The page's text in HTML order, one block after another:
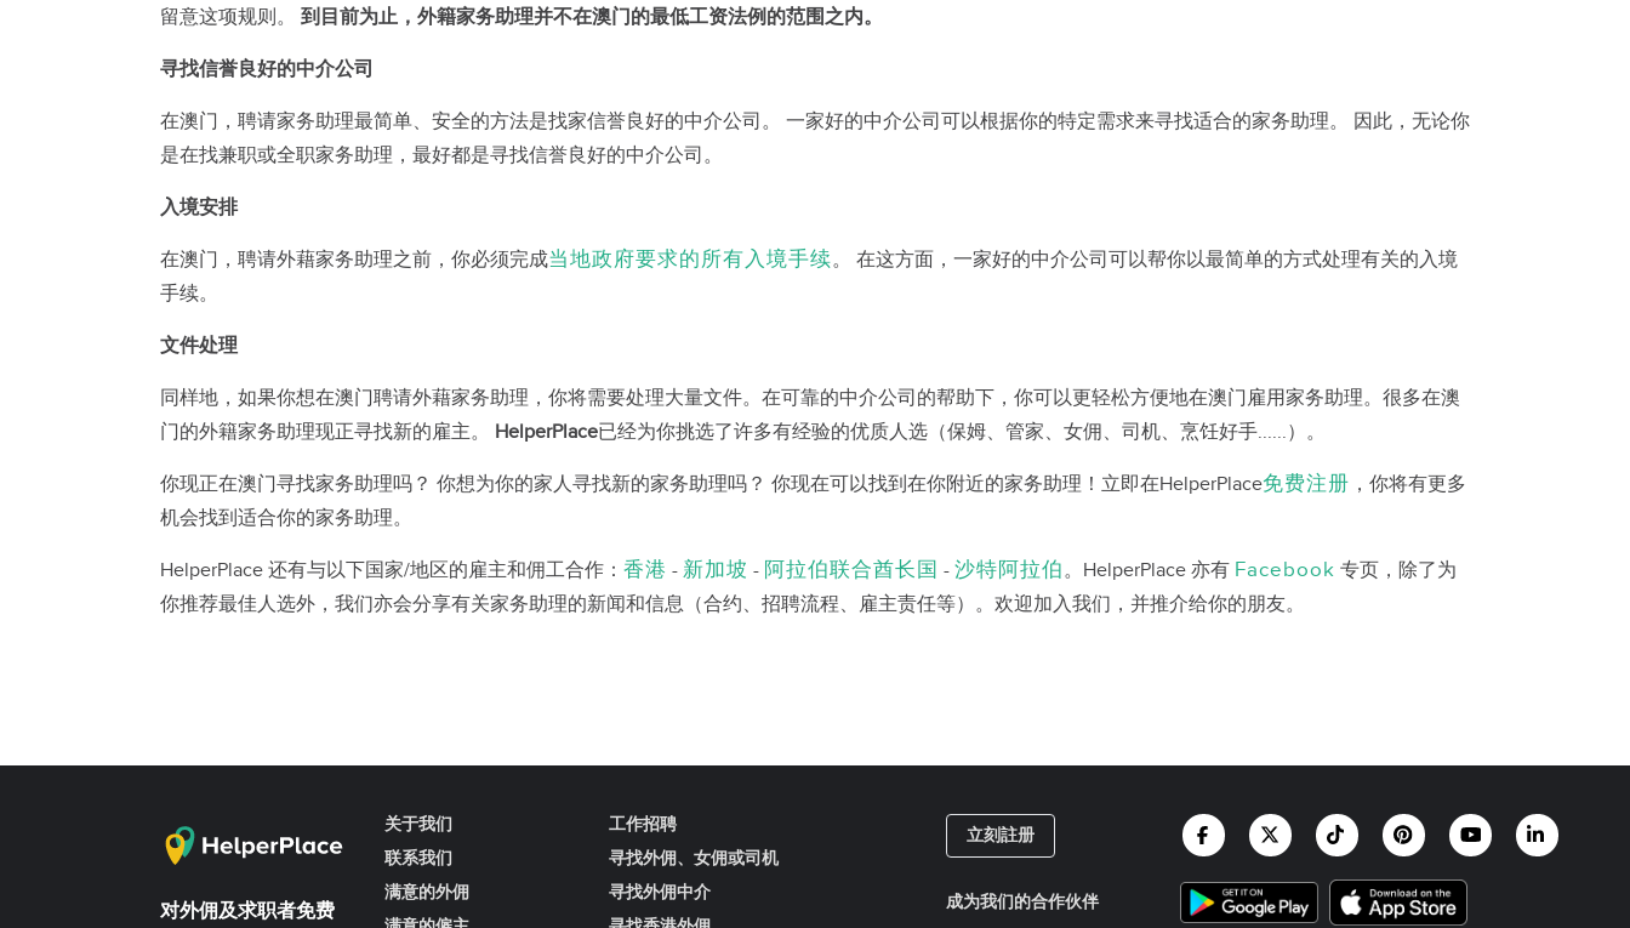
留意这项规则。 到 目前为止，外籍家务助理并不在澳门的最低工资法例的范围之内。
寻找信誉良好的中介公司
在澳门，聘请家务助理最简单、安全的方法是找家信誉良好的中介公司。 一家好的中介公司可以根据你的特定需求来寻找适合的家务助理。 因此，无论你
是在找兼职或全职家务助理，最好都是寻找信誉良好的中介公司。
入境安排
在澳门，聘请外藉家务助理之前，你必须完成当地政府要求的所有入境手续。 在这方面，一家好的中介公司可以帮你以最简单的方式处理有关的入境
手续。
文件处理
同样地，如果你想在澳门聘请外藉家务助理，你将需要处理大量文件。在可靠的中介公司的帮助下，你可以更轻松方便地在澳门雇用家务助理。很多在澳
门的外籍家务助理现正寻找新的雇主。 HelperPlace已经为你挑选了许多有经验的优质人选（保姆、管家、女佣、司机、烹饪好手......）。
你现正在澳门寻找家务助理吗？ 你想为你的家人寻找新的家务助理吗？ 你现在可以找到在你附近的家务助理！立即在HelperPlace免费注册 ，你将有更多
机会找到适合你的家务助理。
HelperPlace 还有与以下国家/地区的雇主和佣工合作： 香港 - 新加坡 - 阿拉伯联合酋长国 - 沙特阿拉伯。HelperPlace 亦有 Facebook 专页，除了为
你推荐最佳人选外，我们亦会分享有关家务助理的新闻和信息（合约、招聘流程、雇主责任等）。欢迎加入我们，并推介给你的朋友。
对外佣及求职者免费
关于我们
联系我们
满意的外佣
工作招聘
寻找外佣、女佣或司机
寻找外佣中介
立刻註册
成为我们的合作伙伴